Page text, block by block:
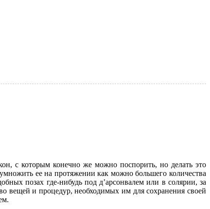
с которым конечно же можно поспорить, но делать это
ее на протяжении как можно большего количества
позах где-нибудь под д’арсонвалем или в солярии, за
вещей и процедур, необходимых им для сохранения своей